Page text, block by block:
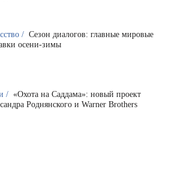
/ Сезон диалогов: главные мировые
осени-зимы
/ «Охота на Саддама»: новый проект
Роднянского и Warner Brothers